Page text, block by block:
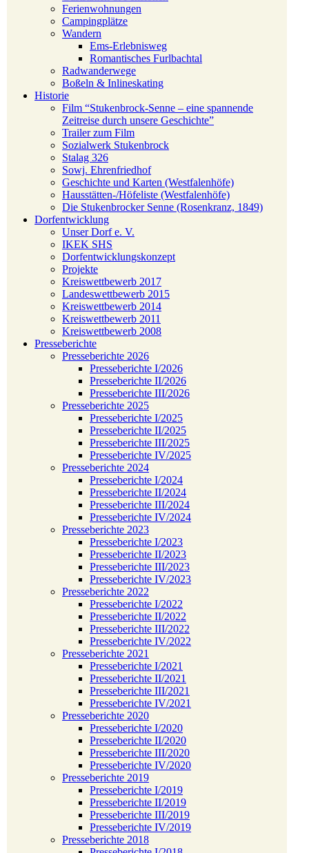
Ferienwohnungen
Campingplätze
Wandern
Ems-Erlebnisweg
Romantisches Furlbachtal
Radwanderwege
Boßeln & Inlineskating
Historie
Film “Stukenbrock-Senne – eine spannende
Zeitreise durch unsere Geschichte”
Trailer zum Film
Sozialwerk Stukenbrock
Stalag 326
Sowj. Ehrenfriedhof
Geschichte und Karten (Westfalenhöfe)
Hausstätten-/Höfeliste (Westfalenhöfe)
Die Stukenbrocker Senne (Rosenkranz, 1849)
Dorfentwicklung
Unser Dorf e. V.
IKEK SHS
Dorfentwicklungskonzept
Projekte
Kreiswettbewerb 2017
Landeswettbewerb 2015
Kreiswettbewerb 2014
Kreiswettbewerb 2011
Kreiswettbewerb 2008
Presseberichte
Presseberichte 2026
Presseberichte I/2026
Presseberichte II/2026
Presseberichte III/2026
Presseberichte 2025
Presseberichte I/2025
Presseberichte II/2025
Presseberichte III/2025
Presseberichte IV/2025
Presseberichte 2024
Presseberichte I/2024
Presseberichte II/2024
Presseberichte III/2024
Presseberichte IV/2024
Presseberichte 2023
Presseberichte I/2023
Presseberichte II/2023
Presseberichte III/2023
Presseberichte IV/2023
Presseberichte 2022
Presseberichte I/2022
Presseberichte II/2022
Presseberichte III/2022
Presseberichte IV/2022
Presseberichte 2021
Presseberichte I/2021
Presseberichte II/2021
Presseberichte III/2021
Presseberichte IV/2021
Presseberichte 2020
Presseberichte I/2020
Presseberichte II/2020
Presseberichte III/2020
Presseberichte IV/2020
Presseberichte 2019
Presseberichte I/2019
Presseberichte II/2019
Presseberichte III/2019
Presseberichte IV/2019
Presseberichte 2018